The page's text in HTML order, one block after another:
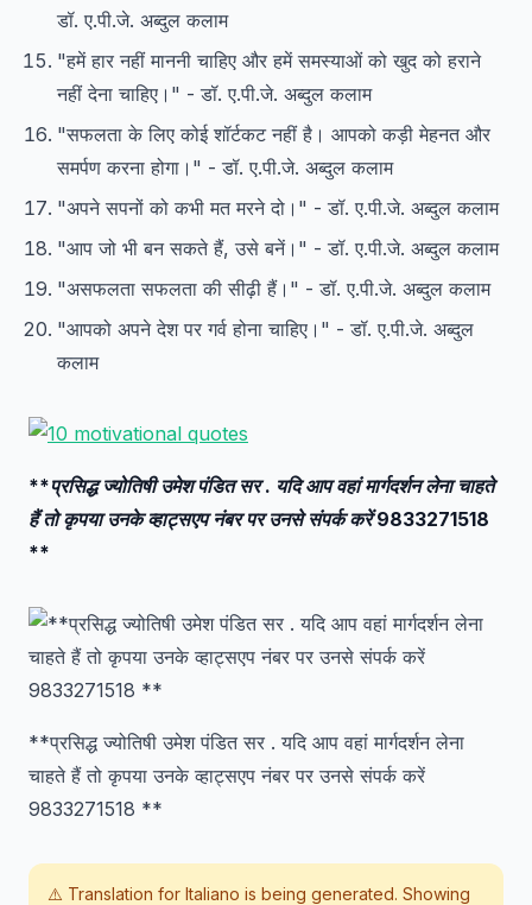
डॉ. ए.पी.जे. अब्दुल कलाम
"हमें हार नहीं माननी चाहिए और हमें समस्याओं को खुद को हराने
नहीं देना चाहिए।" - डॉ. ए.पी.जे. अब्दुल कलाम
"सफलता के लिए कोई शॉर्टकट नहीं है। आपको कड़ी मेहनत और
समर्पण करना होगा।" - डॉ. ए.पी.जे. अब्दुल कलाम
"अपने सपनों को कभी मत मरने दो।" - डॉ. ए.पी.जे. अब्दुल कलाम
"आप जो भी बन सकते हैं, उसे बनें।" - डॉ. ए.पी.जे. अब्दुल कलाम
"असफलता सफलता की सीढ़ी हैं।" - डॉ. ए.पी.जे. अब्दुल कलाम
"आपको अपने देश पर गर्व होना चाहिए।" - डॉ. ए.पी.जे. अब्दुल
कलाम
**प्रसिद्ध ज्योतिषी उमेश पंडित सर . यदि आप वहां मार्गदर्शन लेना चाहते
हैं तो कृपया उनके व्हाट्सएप नंबर पर उनसे संपर्क करें 9833271518
**
**प्रसिद्ध ज्योतिषी उमेश पंडित सर . यदि आप वहां मार्गदर्शन लेना
चाहते हैं तो कृपया उनके व्हाट्सएप नंबर पर उनसे संपर्क करें
9833271518 **
⚠️ Translation for Italiano is being generated. Showing